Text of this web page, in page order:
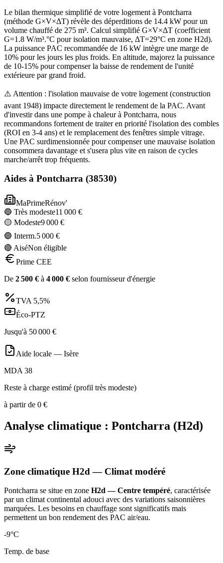
Le bilan thermique simplifié de votre logement à Pontcharra
(méthode G×V×ΔT) révèle des déperditions de 14.4 kW pour un
volume chauffé de 275 m³. Calcul simplifié G×V×ΔT (coefficient
G=1.8 W/m³.°C pour isolation mauvaise, ΔT=29°C en zone H2d).
La puissance PAC recommandée de 16 kW intègre une marge de
10% pour les jours les plus froids. En altitude, majorez la puissance
de 10-15% pour compenser la baisse de rendement de l'unité
extérieure par grand froid.
⚠️ Attention : l'isolation mauvaise de votre logement (construction
avant 1948) impacte directement le rendement de la PAC. Avant
d'investir dans une pompe à chaleur à Pontcharra, nous
recommandons fortement de traiter en priorité l'isolation des combles
(ROI en 3-4 ans) et le remplacement des fenêtres simple vitrage.
Une PAC surdimensionnée pour compenser une mauvaise isolation
consommera davantage et s'usera plus vite en raison de cycles
marche/arrêt trop fréquents.
Aides à Pontcharra (38530)
MaPrimeRénov'
🔵 Très modeste11 000 €
🟡 Modeste9 000 €
🟣 Interm.5 000 €
🔴 AiséNon éligible
Prime CEE
De 2 500 € à 4 000 € selon fournisseur d'énergie
TVA 5,5%
Éco-PTZ
Jusqu'à 50 000 €
Aide locale — Isère
MDA 38
Reste à charge estimé (profil très modeste)
à partir de 0 €
Analyse climatique : Pontcharra (H2d)
Zone climatique H2d — Climat modéré
Pontcharra se situe en zone H2d — Centre tempéré, caractérisée
par un climat continental adouci avec des variations saisonnières
marquées. Les besoins en chauffage sont significatifs mais
permettent un bon rendement des PAC air/eau.
-9°C
Temp. de base